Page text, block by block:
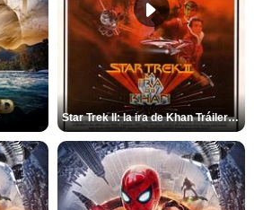
Star Trek II: la ira de Khan Tráiler VO